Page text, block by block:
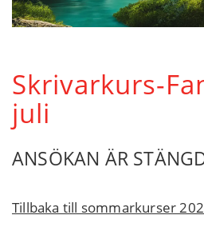
Skrivarkurs-
juli
ANSÖKAN ÄR
Tillbaka till sommarkurser